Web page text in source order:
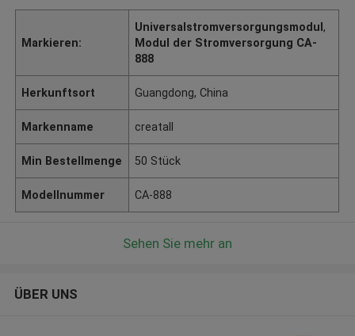
Markieren:
Universalstromversorgungsmodul,
Modul der Stromversorgung CA-
888
Herkunftsort Guangdong, China
Markenname creatall
Min Bestellmenge 50 Stück
Modellnummer CA-888
Sehen Sie mehr an
ÜBER UNS